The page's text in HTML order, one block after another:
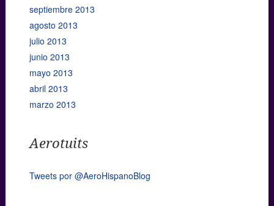
septiembre 2013
agosto 2013
julio 2013
junio 2013
mayo 2013
abril 2013
marzo 2013
Aerotuits
Tweets por @AeroHispanoBlog